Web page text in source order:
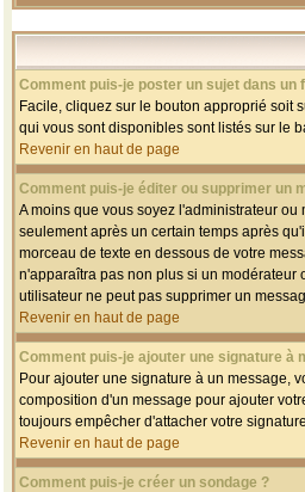
Comment puis-je poster un sujet dans un
Facile, cliquez sur le bouton approprié soit
qui vous sont disponibles sont listés sur le
Revenir en haut de page
Comment puis-je éditer ou supprimer un
A moins que vous soyez l'administrateur
seulement après un certain temps après
morceau de texte en dessous de votre
n'apparaîtra pas non plus si un modérateur
utilisateur ne peut pas supprimer un
Revenir en haut de page
Comment puis-je ajouter une signature à
Pour ajouter une signature à un message,
composition d'un message pour ajouter
toujours empêcher d'attacher votre
Revenir en haut de page
Comment puis-je créer un sondage ?